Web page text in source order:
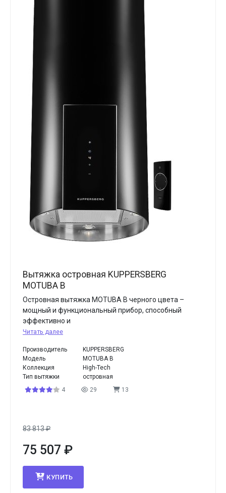
Вытяжка островная KUPPERSBERG
MOTUBA B
Островная вытяжка MOTUBA B черного цвета –
мощный и функциональный прибор, способный
эффективно и
Читать далее
Производитель
KUPPERSBERG
Модель
MOTUBA B
Коллекция
High-Tech
Тип вытяжки
островная
4
29 13
83 813₽
75 507 ₽
КУПИТЬ